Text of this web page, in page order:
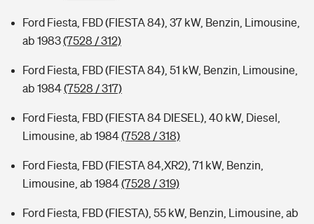
Ford Fiesta, FBD (FIESTA 84), 37 kW, Benzin, Limousine,
ab 1983(7528 / 312)
Ford Fiesta, FBD (FIESTA 84), 51 kW, Benzin, Limousine,
ab 1984(7528 / 317)
Ford Fiesta, FBD (FIESTA 84 DIESEL), 40 kW, Diesel,
Limousine, ab 1984(7528 / 318)
Ford Fiesta, FBD (FIESTA 84,XR2), 71 kW, Benzin,
Limousine, ab 1984(7528 / 319)
Ford Fiesta, FBD (FIESTA), 55 kW, Benzin, Limousine, ab